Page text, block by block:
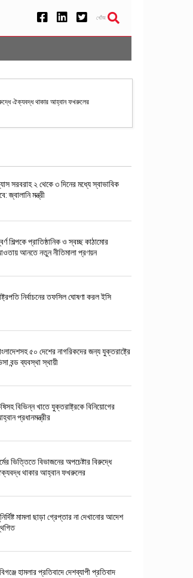
খোঁজ
ঐক্যবদ্ধ থাকার আহ্বান ফখরুলের
সরবরাহ ২ থেকে ৩ দিনের মধ্যে স্বাভাবিক
জ্বালানি মন্ত্রী
শিল্পকে প্রাতিষ্ঠানিক ও স্বচ্ছ কাঠামোর
আনতে নতুন নীতিমালা প্রণয়ন
নির্বাচনের তফসিল ঘোষণা করল ইসি
৫০ দেশের নাগরিকদের জন্য যুক্তরাষ্ট্রে
বন্ড ব্যবস্থা স্থায়ী
বিভিন্ন খাতে যুক্তরাষ্ট্রকে বিনিয়োগের
প্রধানমন্ত্রীর
ভিত্তিতে বিভাজনের অপচেষ্টার বিরুদ্ধে
থাকার আহ্বান ফখরুলের
মামলা ছাড়া গ্রেপ্তার না দেখানোর আদেশ
হামলার প্রতিবাদে দেশব্যাপী প্রতিবাদ